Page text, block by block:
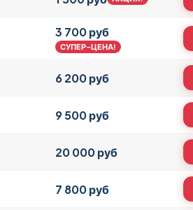
3 700 руб
СУПЕР-ЦЕНА!
6 200 руб
9 500 руб
20 000 руб
7 800 руб